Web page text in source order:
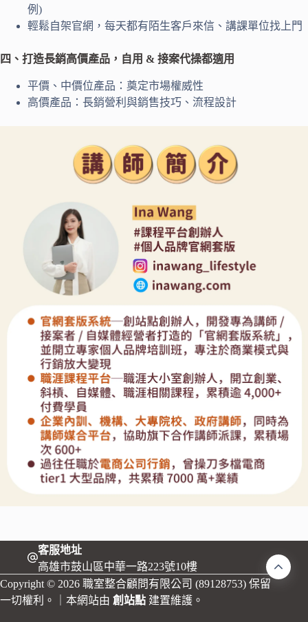
例)
輕鬆自架官網，每天都有陌生客戶來信、講課單位找上門
四、打造長銷高價產品，自用 & 接案代操都適用
平價、中價位產品：奠定市場權威性
高價產品：長銷營利與銷售技巧、流程設計
客服地址
高雄市鼓山區中華一路223號10樓
Copyright © 2026 職室整合顧問有限公司 (89128753) 保留
一切權利。｜本網站由 創站點 建置維護。